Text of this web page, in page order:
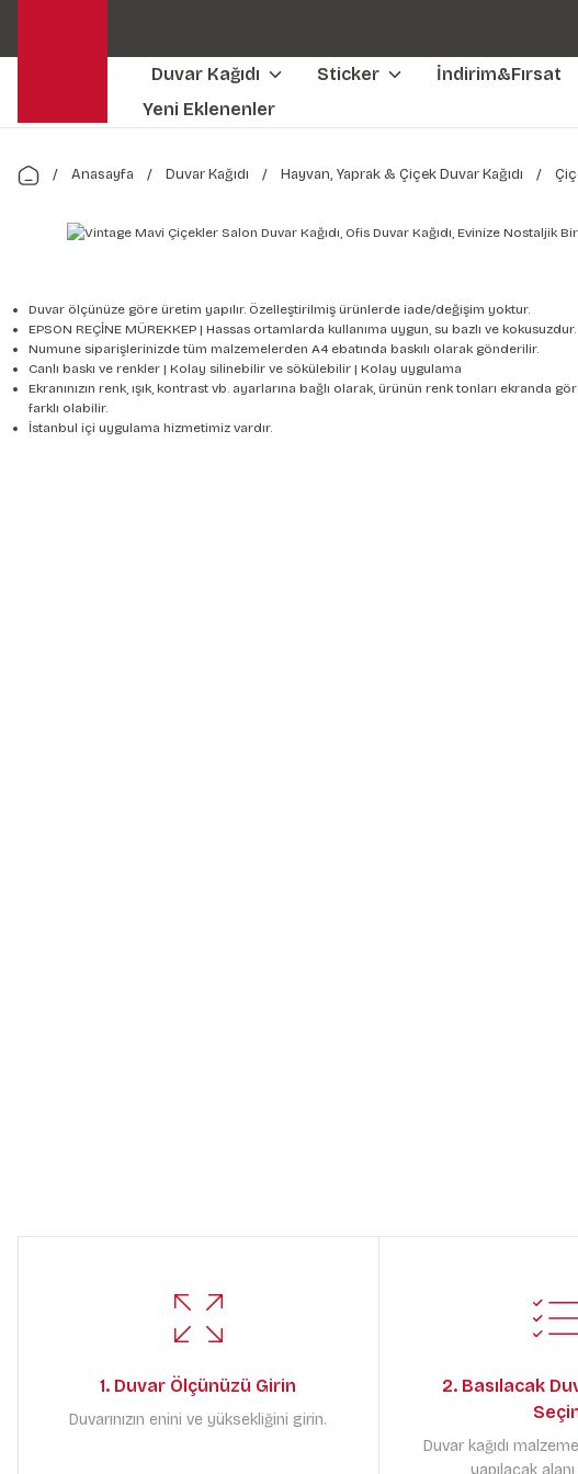
Duvar Kağıdı Sticker İndirim&Fırsat
Yeni Eklenenler
Anasayfa Duvar Kağıdı Hayvan, Yaprak & Çiçek Duvar Kağıdı
Duvar ölçünüze göre üretim yapılır. Özelleştirilmiş ürünlerde iade/değişim yoktur.
EPSON REÇİNE MÜREKKEP | Hassas ortamlarda kullanıma uygun, su bazlı ve kokusuzdur.
Numune siparişlerinizde tüm malzemelerden A4 ebatında baskılı olarak gönderilir.
Canlı baskı ve renkler | Kolay silinebilir ve sökülebilir | Kolay uygulama
Ekranınızın renk, ışık, kontrast vb. ayarlarına bağlı olarak, ürünün renk tonları ekranda
farklı olabilir.
İstanbul içi uygulama hizmetimiz vardır.
1. Duvar Ölçünüzü Girin
Duvarınızın enini ve yüksekliğini girin.
2. Basılacak
Duvar kağıdı
yapılacak